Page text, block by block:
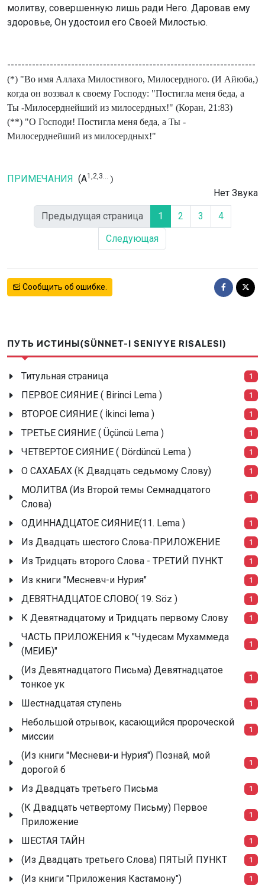
молитву, совершенную лишь ради Него. Даровав ему
здоровье, Он удостоил его Своей Милостью.
----------------------------------------------------------------------
(*) "Во имя Аллаха Милостивого, Милосердного. (И Айюба,)
когда он воззвал к своему Господу: "Постигла меня беда, а
Ты -Милосерднейший из милосердных!" (Коран, 21:83)
(**) "О Господи! Постигла меня беда, а Ты -
Милосерднейший из милосердных!"
ПРИМЕЧАНИЯ (A1,2,3... )
Нет Звука
Предыдущая страница 1 2 3
4
Следующая
Сообщить об ошибке.
ПУТЬ ИСТИНЫ(SÜNNET-I SENIYYE RISALESI)
Титульная страница 1
ПЕРВОЕ СИЯНИЕ ( Birinci Lema ) 1
ВТОРОЕ СИЯНИЕ ( İkinci lema ) 1
ТРЕТЬЕ СИЯНИЕ ( Üçüncü Lema ) 1
ЧЕТВЕРТОЕ СИЯНИЕ ( Dördüncü Lema ) 1
О САХАБАХ (К Двадцать седьмому Слову) 1
МОЛИТВА (Из Второй темы Семнадцатого
Слова)
1
ОДИННАДЦАТОЕ СИЯНИЕ(11. Lema ) 1
Из Двадцать шестого Слова-ПРИЛОЖЕНИЕ 1
Из Тридцать второго Слова - ТРЕТИЙ ПУНКТ 1
Из книги "Месневч-и Нурия" 1
ДЕВЯТНАДЦАТОЕ СЛОВО( 19. Söz ) 1
К Девятнадцатому и Тридцать первому Слову 1
ЧАСТЬ ПРИЛОЖЕНИЯ к "Чудесам Мухаммеда
(МЕИБ)"
1
(Из Девятнадцатого Письма) Девятнадцатое
тонкое ук
1
Шестнадцатая ступень 1
Небольшой отрывок, касающийся пророческой
миссии
1
(Из книги "Месневи-и Нурия") Познай, мой
дорогой б
1
Из Двадцать третьего Письма 1
(К Двадцать четвертому Письму) Первое
Приложение
1
ШЕСТАЯ ТАЙН 1
(Из Двадцать третьего Слова) ПЯТЫЙ ПУНКТ 1
(Из книги "Приложения Кастамону") 1